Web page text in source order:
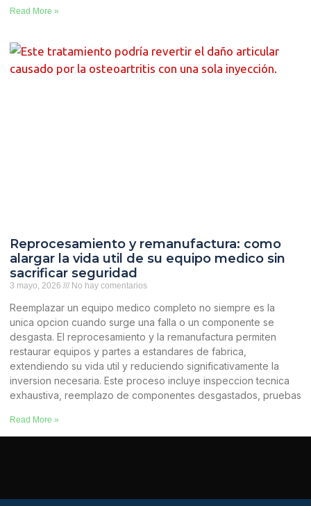
Read More »
Reprocesamiento y remanufactura: como
alargar la vida util de su equipo medico sin
sacrificar seguridad
3 mayo, 2026 No hay comentarios
Reemplazar un equipo medico completo no siempre es la
unica opcion cuando surge una falla o un componente se
desgasta. El reprocesamiento y la remanufactura permiten
restaurar equipos y partes a estandares de fabrica,
extendiendo su vida util y reduciendo significativamente la
inversion necesaria. Este proceso incluye inspeccion tecnica
exhaustiva, reemplazo de componentes desgastados, pruebas
Read More »